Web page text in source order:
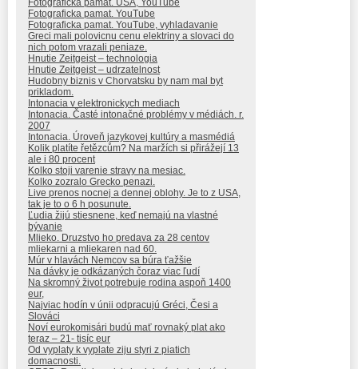
Fotograficka pamat. USA, YouTube
Fotograficka pamat. YouTube
Fotograficka pamat. YouTube, vyhladavanie
Greci mali polovicnu cenu elektriny a slovaci do
nich potom vrazali peniaze.
Hnutie Zeitgeist – technologia
Hnutie Zeitgeist – udrzatelnost
Hudobny biznis v Chorvatsku by nam mal byt
prikladom.
Intonacia v elektronickych mediach
Intonacia. Časté intonačné problémy v médiách. r.
2007
Intonacia. Úroveň jazykovej kultúry a masmédiá
Kolik platíte řetězcům? Na maržích si přirážejí 13
ale i 80 procent
Kolko stoji varenie stravy na mesiac.
Kolko zozralo Grecko penazi.
Live prenos nocnej a dennej oblohy. Je to z USA,
tak je to o 6 h posunute.
Ľudia žijú stiesnene, keď nemajú na vlastné
bývanie
Mlieko. Druzstvo ho predava za 28 centov
mliekarni a mliekaren nad 60.
Múr v hlavách Nemcov sa búra ťažšie
Na dávky je odkázaných čoraz viac ľudí
Na skromný život potrebuje rodina aspoň 1400
eur,
Najviac hodín v únii odpracujú Gréci, Česi a
Slováci
Noví eurokomisári budú mať rovnaký plat ako
teraz – 21- tisíc eur
Od vyplaty k vyplate ziju styri z piatich
domacnosti.